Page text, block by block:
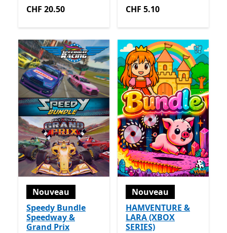
CHF 20.50
CHF 20.50
CHF 5.10
CHF 5.10
Nouveau
Speedy Bundle
Speedway &
Grand Prix
Nouveau
HAMVENTURE &
LARA (XBOX
SERIES)